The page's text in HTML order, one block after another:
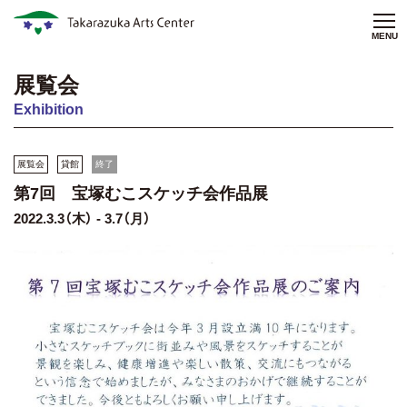
MENU
展覧会
Exhibition
展覧会 貸館 終了
第7回 宝塚むこスケッチ会作品展
2022.3.3（木） - 3.7（月）